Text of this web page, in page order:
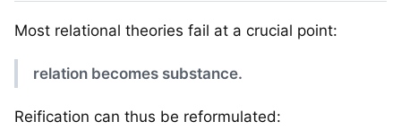
Most relational theories fail at a crucial point:
relation becomes substance.
Reification can thus be reformulated: